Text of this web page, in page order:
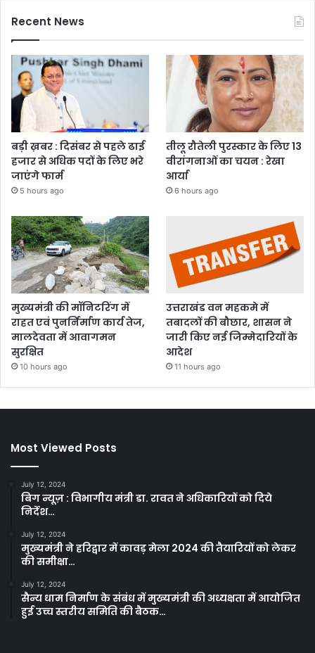
Recent News
बड़ी ख़बर : दिसंबर से पहले ढाई
हजार से अधिक पदों के लिए भरे
जाएंगे फार्म
5 hours ago
तीलू रौतेली पुरस्कार के लिए 13
वीरांगनाओं का चयन : रेखा
आर्या
6 hours ago
मुख्यमंत्री की मॉनिटरिंग में
राहत एवं पुनर्निर्माण कार्य तेज,
मालदेवता में आवागमन
सुरक्षित
10 hours ago
उत्तराखंड वन महकमे में
तबादलों की बौछार, शासन ने
जारी किए नई जिम्मेदारियों के
आदेश
11 hours ago
Most Viewed Posts
July 12, 2024
बिग न्यूज़ : विभागीय मंत्री डा. रावत ने अधिकारियों को दिये
निर्देश…
July 12, 2024
मुख्यमंत्री ने हरिद्वार में कावड़ मेला 2024 की तैयारियों को लेकर
की समीक्षा…
July 12, 2024
सैन्य धाम निर्माण के संबंध में मुख्यमंत्री की अध्यक्षता में आयोजित
हुई उच्च स्तरीय समिति की बैठक…